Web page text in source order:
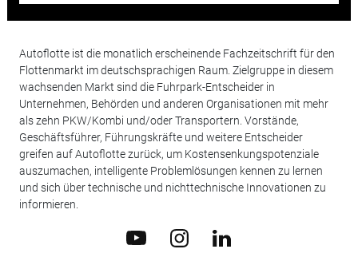
Autoflotte ist die monatlich erscheinende Fachzeitschrift für den
Flottenmarkt im deutschsprachigen Raum. Zielgruppe in diesem
wachsenden Markt sind die Fuhrpark-Entscheider in
Unternehmen, Behörden und anderen Organisationen mit mehr
als zehn PKW/Kombi und/oder Transportern. Vorstände,
Geschäftsführer, Führungskräfte und weitere Entscheider
greifen auf Autoflotte zurück, um Kostensenkungspotenziale
auszumachen, intelligente Problemlösungen kennen zu lernen
und sich über technische und nichttechnische Innovationen zu
informieren.